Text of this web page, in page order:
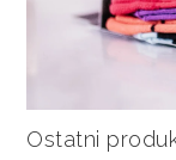
Ostatni